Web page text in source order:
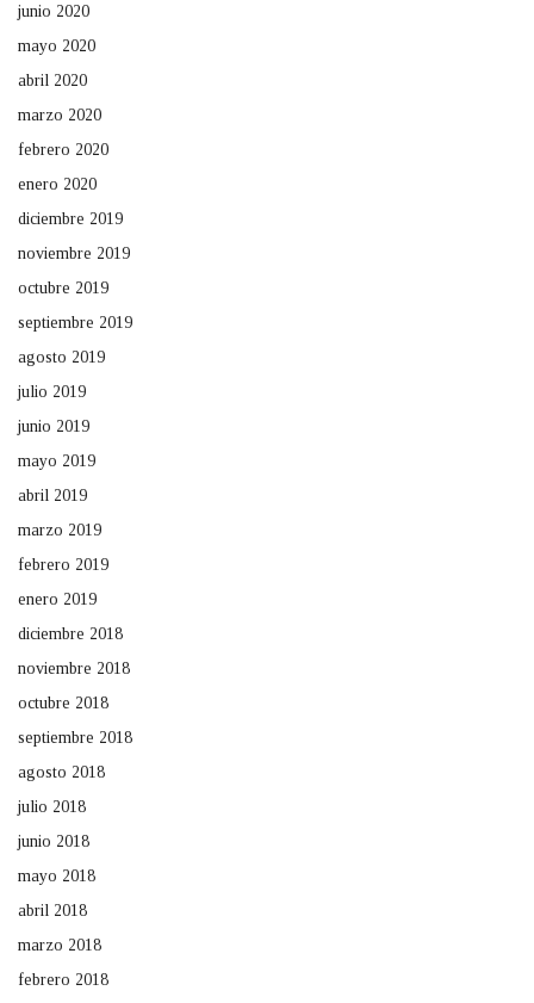
junio 2020
mayo 2020
abril 2020
marzo 2020
febrero 2020
enero 2020
diciembre 2019
noviembre 2019
octubre 2019
septiembre 2019
agosto 2019
julio 2019
junio 2019
mayo 2019
abril 2019
marzo 2019
febrero 2019
enero 2019
diciembre 2018
noviembre 2018
octubre 2018
septiembre 2018
agosto 2018
julio 2018
junio 2018
mayo 2018
abril 2018
marzo 2018
febrero 2018